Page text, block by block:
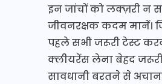
इन जांचों को लक्ज़री न
जीवनरक्षक कदम मानें।
पहले सभी जरूरी टेस्ट
क्लीयरेंस लेना बेहद
सावधानी बरतने से